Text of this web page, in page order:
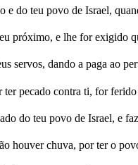
e do teu povo de Israel,
próximo, e lhe for exigido
servos, dando a paga ao
pecado contra ti, for
do teu povo de Israel, e
houver chuva, por ter o